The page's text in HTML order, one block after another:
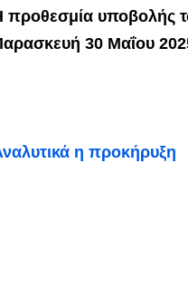
προθεσμία υποβολής
30 Μαΐου
η προκήρυξη